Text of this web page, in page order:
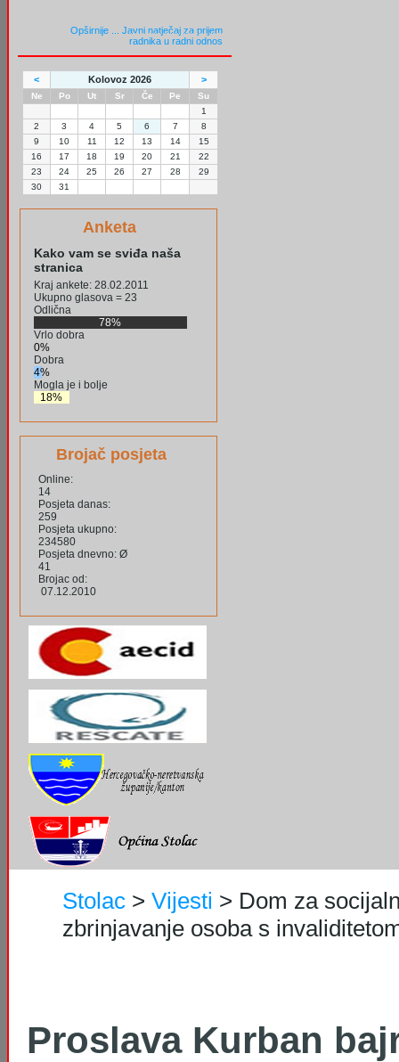
Opširnije ... Javni natječaj za prijem
radnika u radni odnos
< Kolovoz 2026 >
Ne Po Ut Sr Če Pe
Su
1
2
3 4 5 6 7
8
9
10 11 12 13 14
15
16
17 18 19 20 21
22
23
24 25 26 27 28
29
30
31
Anketa
Kako vam se sviđa naša
stranica
Kraj ankete: 28.02.2011
Ukupno glasova = 23
Odlična
78%
Vrlo dobra
0%
Dobra
4%
Mogla je i bolje
18%
Brojač posjeta
Online:
14
Posjeta danas:
259
Posjeta ukupno:
234580
Posjeta dnevno: Ø
41
Brojac od:
07.12.2010
Stolac > Vijesti > Dom za
zbrinjavanje osoba s
Proslava Kurban